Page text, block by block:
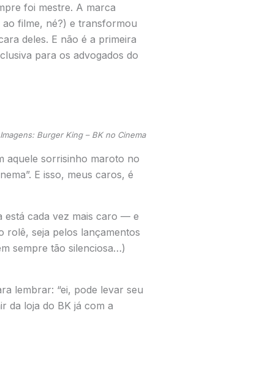
foi mestre. A marca
ao filme, né?) e transformou
deles. E não é a primeira
para os advogados do
Imagens: Burger King – BK no Cinema
aquele sorrisinho maroto no
E isso, meus caros, é
está cada vez mais caro — e
rolê, seja pelos lançamentos
sempre tão silenciosa…)
lembrar: “ei, pode levar seu
da loja do BK já com a